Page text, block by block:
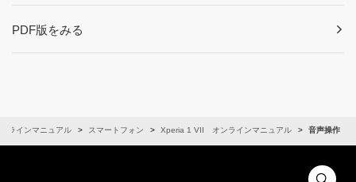
PDF版をみる
ラインマニュアル スマートフォン Xperia 1 VII オンラインマニュアル 音声操作